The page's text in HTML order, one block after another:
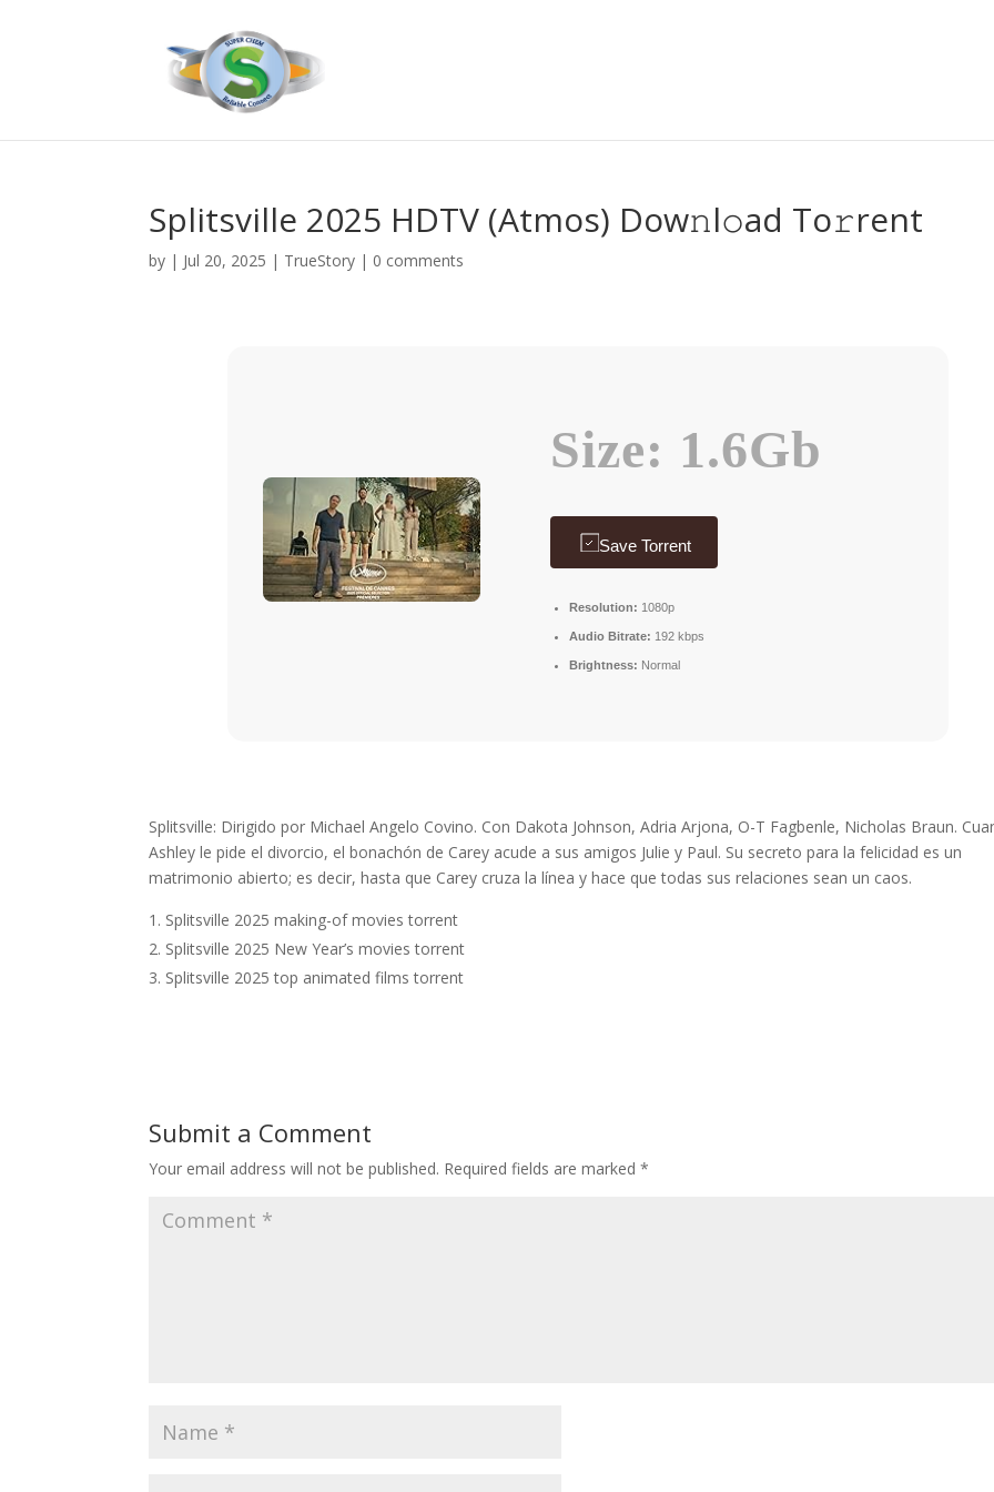
Splitsville 2025 HDTV (Atmos) Dow𝚗l𝚘ad To𝚛rent
by | Jul 20, 2025 | TrueStory | 0 comments
Size: 1.6Gb
Save Torrent
Resolution: 1080p
Audio Bitrate: 192 kbps
Brightness: Normal
Splitsville: Dirigido por Michael Angelo Covino. Con Dakota Johnson, Adria Arjona, O-T Fagbenle, Nicholas Braun.
Ashley le pide el divorcio, el bonachón de Carey acude a sus amigos Julie y Paul. Su secreto para la felicidad es un
matrimonio abierto; es decir, hasta que Carey cruza la línea y hace que todas sus relaciones sean un caos.
Splitsville 2025 making-of movies torrent
Splitsville 2025 New Year’s movies torrent
Splitsville 2025 top animated films torrent
Submit a Comment
Your email address will not be published. Required fields are marked*